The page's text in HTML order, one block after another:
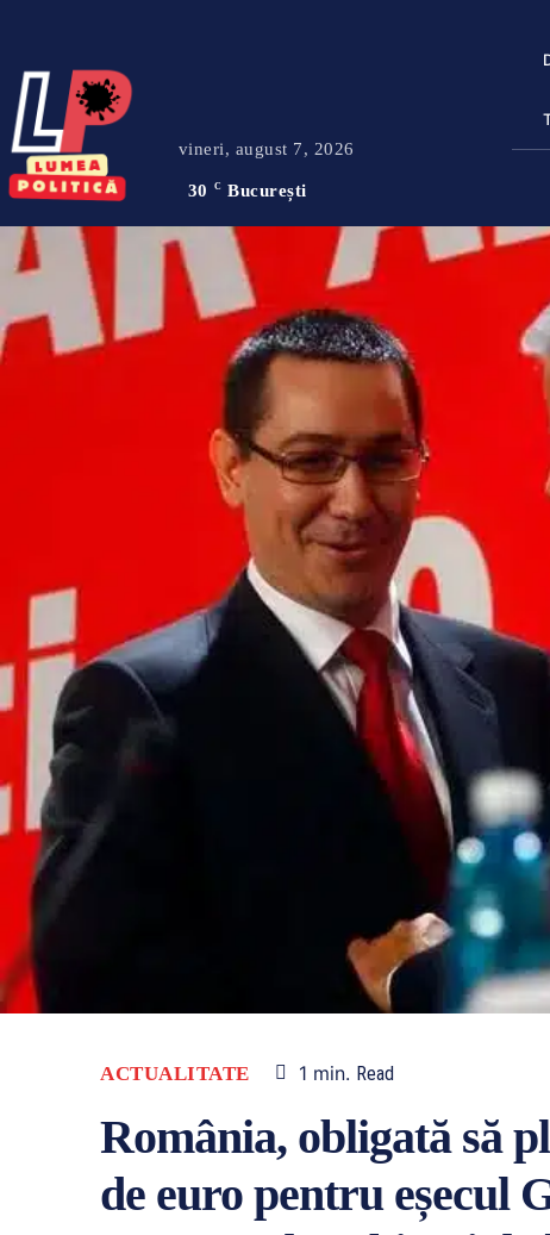
vineri, august 7, 2026
30 C București
ACTUALITATE 1 min. Read
România, obligată să
de euro pentru eșecul